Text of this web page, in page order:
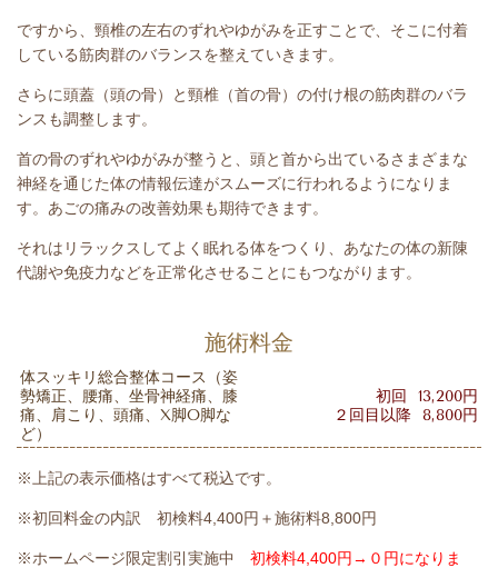
ですから、頸椎の左右のずれやゆがみを正すことで、そこに付着
している筋肉群のバランスを整えていきます。
さらに頭蓋（頭の骨）と頸椎（首の骨）の付け根の筋肉群のバラ
ンスも調整します。
首の骨のずれやゆがみが整うと、頭と首から出ているさまざまな
神経を通じた体の情報伝達がスムーズに行われるようになりま
す。あごの痛みの改善効果も期待できます。
それはリラックスしてよく眠れる体をつくり、あなたの体の新陳
代謝や免疫力などを正常化させることにもつながります。
施術料金
体スッキリ総合整体コース（姿
勢矯正、腰痛、坐骨神経痛、膝
痛、肩こり、頭痛、X脚O脚な
ど）
初回 13,200円
２回目以降 8,800円
※上記の表示価格はすべて税込です。
※初回料金の内訳 初検料4,400円＋施術料8,800円
※ホームページ限定割引実施中 初検料4,400円→０円になりま